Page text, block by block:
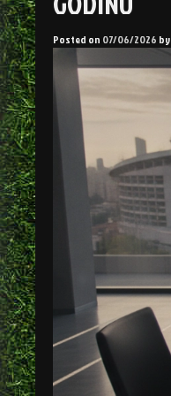
Posted on 07/06/2026 by